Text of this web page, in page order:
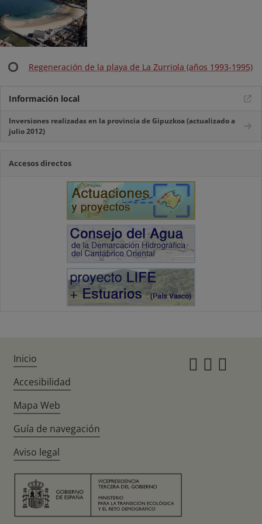
Regeneración de la playa de La Zurriola (años 1993-1995)
Información local
Inversiones realizadas en la provincia de Gipuzkoa (actualizado a
julio 2012)
Accesos directos
Inicio
Accesibilidad
Mapa Web
Guía de navegación
Aviso legal